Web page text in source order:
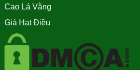
Cao Lá Vằng
Giá Hạt Điều